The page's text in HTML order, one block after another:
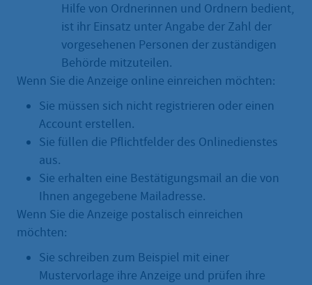
Hilfe von Ordnerinnen und Ordnern bedient,
ist ihr Einsatz unter Angabe der Zahl der
vorgesehenen Personen der zuständigen
Behörde mitzuteilen.
Wenn Sie die Anzeige online einreichen möchten:
Sie müssen sich nicht registrieren oder einen
Account erstellen.
Sie füllen die Pflichtfelder des Onlinedienstes
aus.
Sie erhalten eine Bestätigungsmail an die von
Ihnen angegebene Mailadresse.
Wenn Sie die Anzeige postalisch einreichen
möchten:
Sie schreiben zum Beispiel mit einer
Mustervorlage ihre Anzeige und prüfen ihre